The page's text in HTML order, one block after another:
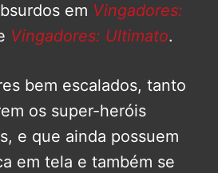
em Vingadores:
Vingadores: Ultimato.
bem escalados, tanto
os super-heróis
e que ainda possuem
em tela e também se